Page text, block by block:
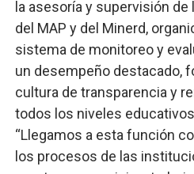
la asesoría y supervisión
del MAP y del Minerd,
sistema de monitoreo y
un desempeño destacado,
cultura de transparencia y
todos los niveles
“Llegamos a esta función
los procesos de las